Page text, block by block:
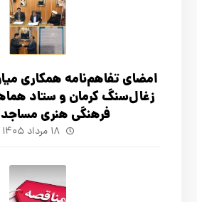
امضای تفاهم‌نامه همکاری
زغال‌سنگ کرمان و ستاد
فرهنگی هنری
۱۸ مرداد ۱۴۰۵